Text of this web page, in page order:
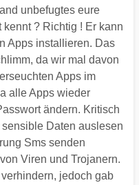
unbefugtes eure
? Richtig ! Er kann
Apps installieren. Das
da wir mal davon
Apps im
alle Apps wieder
ändern. Kritisch
Daten auslesen
Sms senden
Viren und Trojanern.
jedoch gab